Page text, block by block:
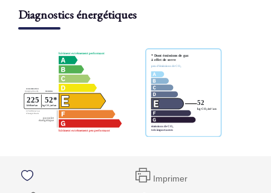
Diagnostics énergétiques
Imprimer